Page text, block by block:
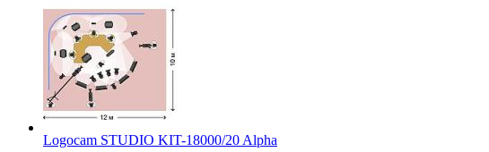
Logocam STUDIO KIT-18000/20 Alpha